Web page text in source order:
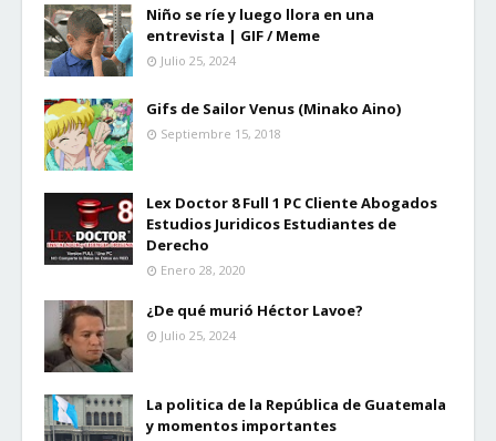
Niño se ríe y luego llora en una
entrevista | GIF / Meme
Julio 25, 2024
Gifs de Sailor Venus (Minako Aino)
Septiembre 15, 2018
Lex Doctor 8 Full 1 PC Cliente Abogados
Estudios Juridicos Estudiantes de
Derecho
Enero 28, 2020
¿De qué murió Héctor Lavoe?
Julio 25, 2024
La politica de la República de Guatemala
y momentos importantes